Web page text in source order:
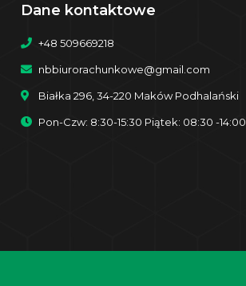
Dane kontaktowe
+48 509669218
nbbiurorachunkowe@gmail.com
Białka 296, 34-220 Maków Podhalański
Pon-Czw: 8:30-15:30 Piątek: 08:30 -14:00